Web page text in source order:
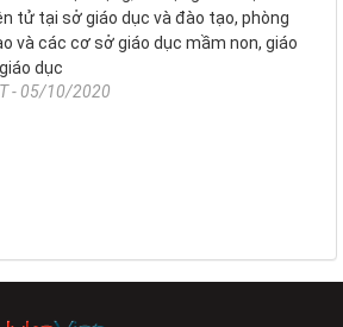
tử tại sở giáo dục và đào tạo, phòng
và các cơ sở giáo dục mầm non, giáo
dục
- 05/10/2020